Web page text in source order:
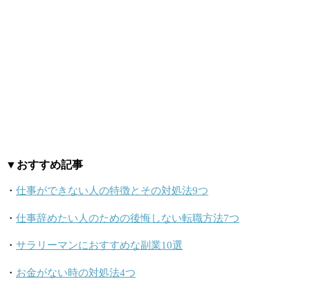
▼おすすめ記事
・ 仕事ができない人の特徴とその対処法9つ
・ 仕事辞めたい人のための後悔しない転職方法7つ
・ サラリーマンにおすすめな副業10選
・ お金がない時の対処法4つ